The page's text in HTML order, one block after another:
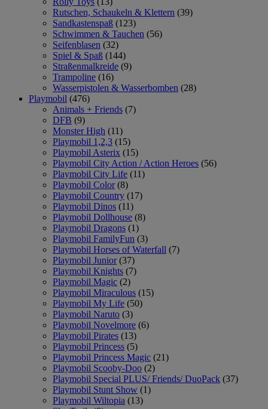
Rutschen, Schaukeln & Klettern (39)
Sandkastenspaß (123)
Schwimmen & Tauchen (56)
Seifenblasen (32)
Spiel & Spaß (144)
Straßenmalkreide (9)
Trampoline (16)
Wasserpistolen & Wasserbomben (28)
Playmobil (476)
Animals + Friends (7)
DFB (9)
Monster High (11)
Playmobil 1,2,3 (15)
Playmobil Asterix (15)
Playmobil City Action / Action Heroes (56)
Playmobil City Life (11)
Playmobil Color (8)
Playmobil Country (17)
Playmobil Dinos (11)
Playmobil Dollhouse (8)
Playmobil Dragons (1)
Playmobil FamilyFun (3)
Playmobil Horses of Waterfall (7)
Playmobil Junior (37)
Playmobil Knights (7)
Playmobil Magic (2)
Playmobil Miraculous (15)
Playmobil My Life (50)
Playmobil Naruto (3)
Playmobil Novelmore (6)
Playmobil Pirates (13)
Playmobil Princess (5)
Playmobil Princess Magic (21)
Playmobil Scooby-Doo (2)
Playmobil Special PLUS/ Friends/ DuoPack (37)
Playmobil Stunt Show (1)
Playmobil Wiltopia (13)